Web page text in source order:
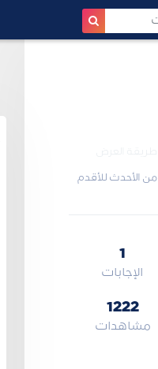
من الأحدث للأقدم
1
الإجابات
1222
مشاهدات